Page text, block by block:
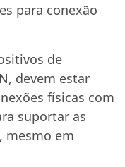
para conexão
de
devem estar
físicas com
suportar as
mesmo em